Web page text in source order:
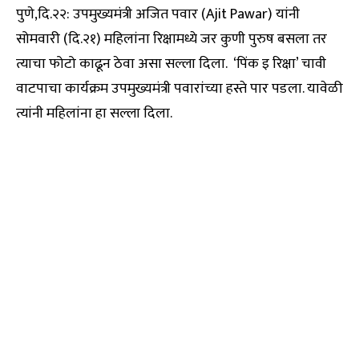
पुणे,दि.२२: उपमुख्यमंत्री अजित पवार (Ajit Pawar) यांनी
सोमवारी (दि.२१) महिलांना रिक्षामध्ये जर कुणी पुरुष बसला तर
त्याचा फोटो काढून ठेवा असा सल्ला दिला. ‘पिंक इ रिक्षा’ चावी
वाटपाचा कार्यक्रम उपमुख्यमंत्री पवारांच्या हस्ते पार पडला. यावेळी
त्यांनी महिलांना हा सल्ला दिला.